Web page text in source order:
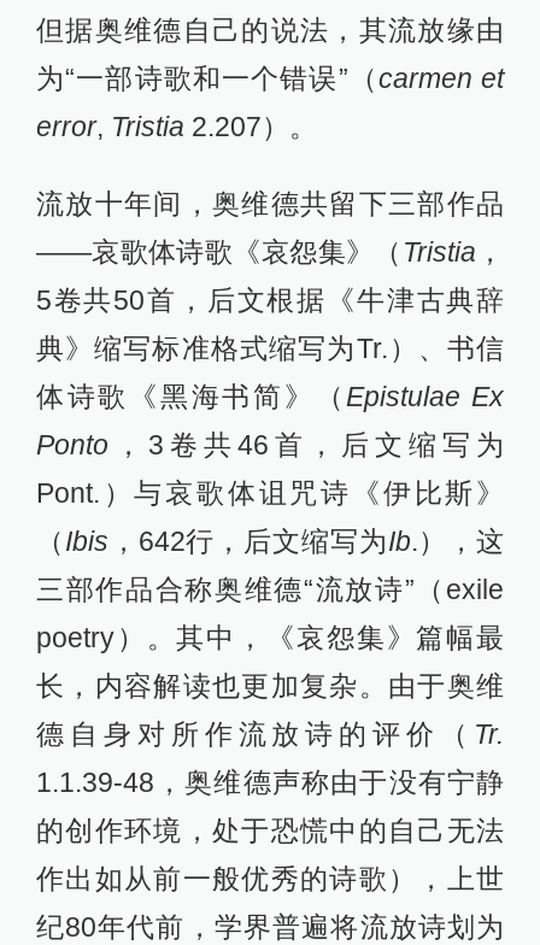
但据奥维德自己的说法，其流放缘由
为“一部诗歌和一个错误”（carmen et
error, Tristia 2.207）。
流放十年间，奥维德共留下三部作品
——哀歌体诗歌《哀怨集》（ Tristia ，
5卷共50首，后文根据《牛津古典辞
典》缩写标准格式缩写为Tr.）、书信
体诗歌《黑海书简》（ Epistulae Ex
Ponto ，3卷共46首，后文缩写为
Pont.）与哀歌体诅咒诗《伊比斯》
（Ibis ，642行，后文缩写为Ib.），这
三部作品合称奥维德“流放诗”（exile
poetry）。其中，《哀怨集》篇幅最
长，内容解读也更加复杂。由于奥维
德自身对所作流放诗的评价（ Tr.
1.1.39-48，奥维德声称由于没有宁静
的创作环境，处于恐慌中的自己无法
作出如从前一般优秀的诗歌），上世
纪80年代前，学界普遍将流放诗划为